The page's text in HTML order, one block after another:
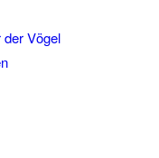
der Vögel